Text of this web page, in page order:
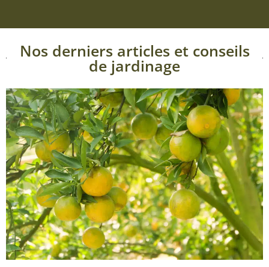
Nos derniers articles et conseils
de jardinage